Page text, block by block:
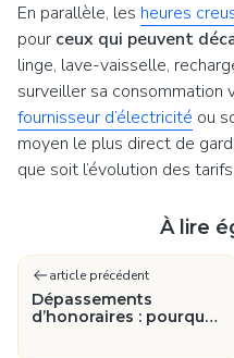
En parallèle, les heures
pour ceux qui peuvent
linge, lave-vaisselle,
surveiller sa consommation
fournisseur d’électricité ou
moyen le plus direct de
que soit l’évolution des
À lire
article précédent
Dépassements
d’honoraires : pourquoi